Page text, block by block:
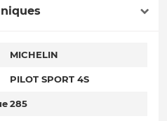
MICHELIN
PILOT SPORT 4S
285